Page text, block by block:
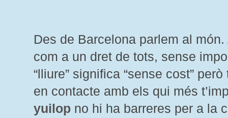
Des de Barcelona parlem al
com a un dret de tots, sense
“lliure” significa “sense cost”
en contacte amb els qui més
yuilop no hi ha barreres per a la